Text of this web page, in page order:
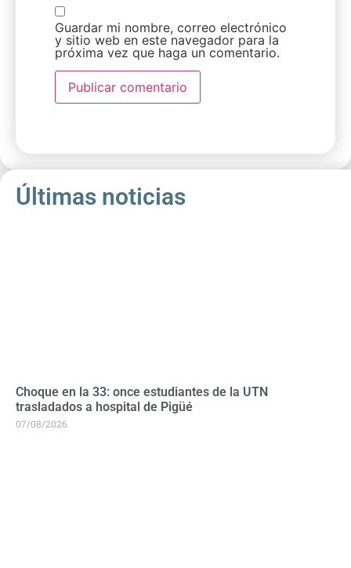
Guardar mi nombre, correo electrónico
y sitio web en este navegador para la
próxima vez que haga un comentario.
Últimas noticias
Choque en la 33: once estudiantes de la UTN
trasladados a hospital de Pigüé
07/08/2026